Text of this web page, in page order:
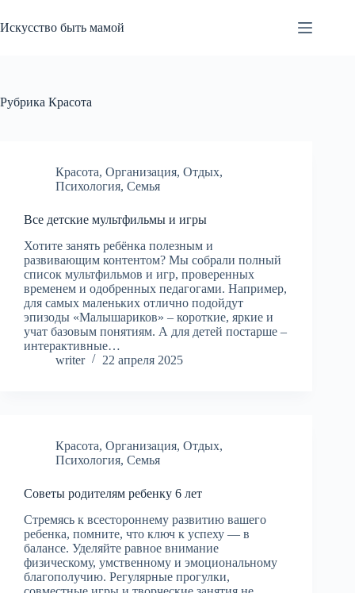
к
сути
Искусство быть мамой
Рубрика Красота
Красота, Организация, Отдых,
Психология, Семья
Все детские мультфильмы и игры
Хотите занять ребёнка полезным и
развивающим контентом? Мы собрали полный
список мультфильмов и игр, проверенных
временем и одобренных педагогами. Например,
для самых маленьких отлично подойдут
эпизоды «Малышариков» – короткие, яркие и
учат базовым понятиям. А для детей постарше –
интерактивные…
writer
22 апреля 2025
Красота, Организация, Отдых,
Психология, Семья
Советы родителям ребенку 6 лет
Стремясь к всестороннему развитию вашего
ребенка, помните, что ключ к успеху — в
балансе. Уделяйте равное внимание
физическому, умственному и эмоциональному
благополучию. Регулярные прогулки,